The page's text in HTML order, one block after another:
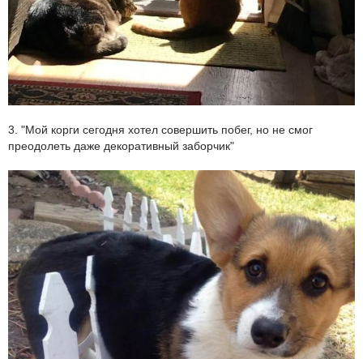
3. "Мой корги сегодня хотел совершить побег, но не смог
преодолеть даже декоративный заборчик"